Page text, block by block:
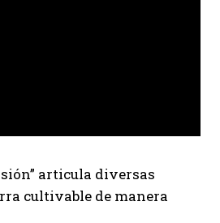
articula diversas
cultivable de manera